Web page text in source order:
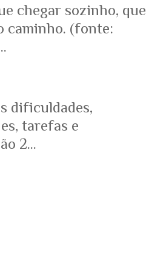
chegar sozinho, que
caminho. (fonte:
dificuldades,
tarefas e
2...